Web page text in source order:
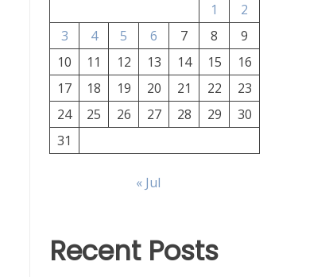
1
2
3
4 5 6 7 8
9
10
11 12 13 14 15
16
17
18 19 20 21 22
23
24
25 26 27 28 29
30
31
« Jul
Recent Posts